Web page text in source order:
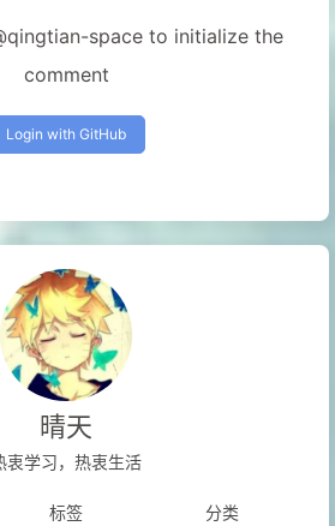
space to initialize the
comment
Login with GitHub
晴天
衷学习，热衷生活
标签 分类